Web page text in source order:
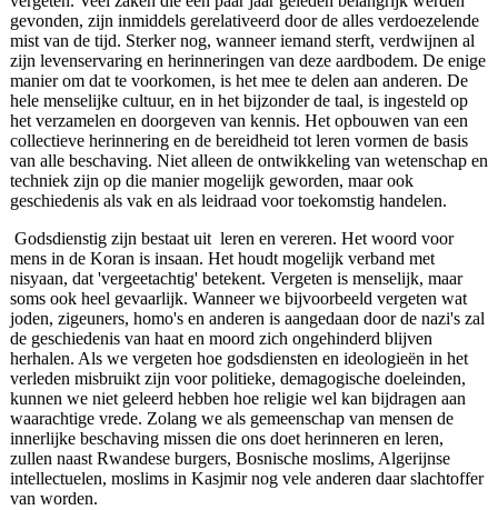
gevonden, zijn inmiddels gerelativeerd door de alles verdoezelende
mist van de tijd. Sterker nog, wanneer iemand sterft, verdwijnen al
zijn levenservaring en herinneringen van deze aardbodem. De enige
manier om dat te voorkomen, is het mee te delen aan anderen. De
hele menselijke cultuur, en in het bijzonder de taal, is ingesteld op
het verzamelen en doorgeven van kennis. Het opbouwen van een
collectieve herinnering en de bereidheid tot leren vormen de basis
van alle beschaving. Niet alleen de ontwikkeling van wetenschap en
techniek zijn op die manier mogelijk geworden, maar ook
geschiedenis als vak en als leidraad voor toekomstig handelen.
Godsdienstig zijn bestaat uit leren en vereren. Het woord voor
mens in de Koran is insaan. Het houdt mogelijk verband met
nisyaan, dat 'vergeetachtig' betekent. Vergeten is menselijk, maar
soms ook heel gevaarlijk. Wanneer we bijvoorbeeld vergeten wat
joden, zigeuners, homo's en anderen is aangedaan door de nazi's zal
de geschiedenis van haat en moord zich ongehinderd blijven
herhalen. Als we vergeten hoe godsdiensten en ideologieën in het
verleden misbruikt zijn voor politieke, demagogische doeleinden,
kunnen we niet geleerd hebben hoe religie wel kan bijdragen aan
waarachtige vrede. Zolang we als gemeenschap van mensen de
innerlijke beschaving missen die ons doet herinneren en leren,
zullen naast Rwandese burgers, Bosnische moslims, Algerijnse
intellectuelen, moslims in Kasjmir nog vele anderen daar slachtoffer
van worden.